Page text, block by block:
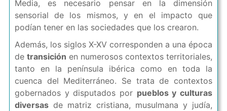
Media, es necesario pensar en la dimensión
sensorial de los mismos, y en el impacto que
podían tener en las sociedades que los crearon.
Además, los siglos X-XV corresponden a una época
de transición en numerosos contextos territoriales,
tanto en la península ibérica como en toda la
cuenca del Mediterráneo. Se trata de contextos
gobernados y disputados por pueblos y culturas
diversasde matriz cristiana, musulmana y judía,